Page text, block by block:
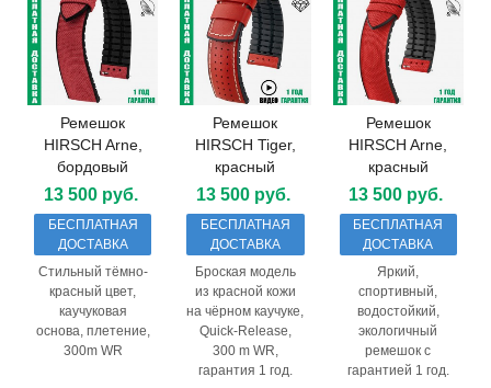
Ремешок
HIRSCH Arne,
бордовый
13 500 руб.
БЕСПЛАТНАЯ
ДОСТАВКА
Стильный тёмно-
красный цвет,
каучуковая
основа, плетение,
300m WR
Ремешок
HIRSCH Tiger,
красный
13 500 руб.
БЕСПЛАТНАЯ
ДОСТАВКА
Броская модель
из красной кожи
на чёрном каучуке,
Quick-Release,
300 m WR,
гарантия 1 год.
Ремешок
HIRSCH Arne,
красный
13 500 руб.
БЕСПЛАТНАЯ
ДОСТАВКА
Яркий,
спортивный,
водостойкий,
экологичный
ремешок с
гарантией 1 год.